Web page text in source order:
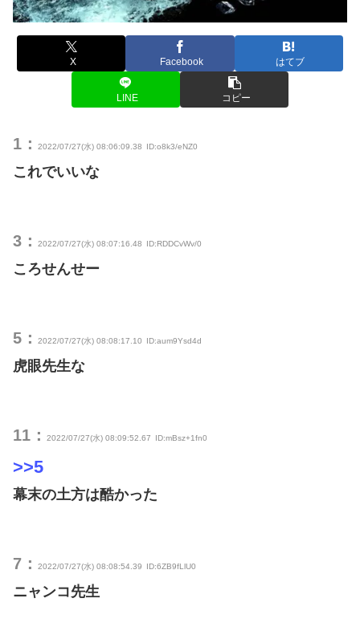
X Facebook はてブ
LINE コピー
1： 2022/07/27(水) 08:06:09.38 ID:o8k3/eNZ0
これでいいな
3： 2022/07/27(水) 08:07:16.48 ID:RDDCvWv/0
ころせんせー
5： 2022/07/27(水) 08:08:17.10 ID:aum9Ysd4d
虎眼先生な
11： 2022/07/27(水) 08:09:52.67 ID:mBsz+1fn0
>>5
幕末の土方は酷かった
7： 2022/07/27(水) 08:08:54.39 ID:6ZB9fLlU0
ニャンコ先生